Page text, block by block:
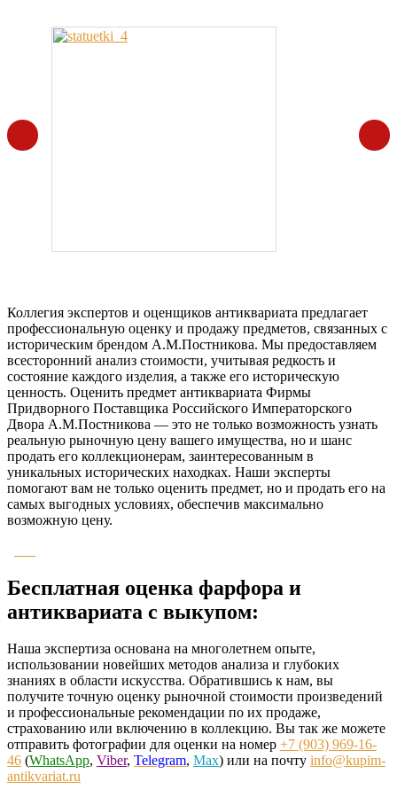
Коллегия экспертов и оценщиков антиквариата предлагает
профессиональную оценку и продажу предметов, связанных с
историческим брендом А.М.Постникова. Мы предоставляем
всесторонний анализ стоимости, учитывая редкость и
состояние каждого изделия, а также его историческую
ценность. Оценить предмет антиквариата Фирмы
Придворного Поставщика Российского Императорского
Двора А.М.Постникова — это не только возможность узнать
реальную рыночную цену вашего имущества, но и шанс
продать его коллекционерам, заинтересованным в
уникальных исторических находках. Наши эксперты
помогают вам не только оценить предмет, но и продать его на
самых выгодных условиях, обеспечив максимально
возможную цену.
Бесплатная оценка фарфора и
антиквариата с выкупом:
Наша экспертиза основана на многолетнем опыте,
использовании новейших методов анализа и глубоких
знаниях в области искусства. Обратившись к нам, вы
получите точную оценку рыночной стоимости произведений
и профессиональные рекомендации по их продаже,
страхованию или включению в коллекцию. Вы так же можете
отправить фотографии для оценки на номер +7 (903) 969-16-
46 (WhatsApp, Viber, Telegram, Max) или на почту info@kupim-
antikvariat.ru